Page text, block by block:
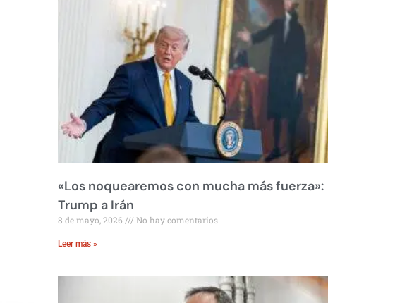
«Los noquearemos con mucha más fuerza»:
Trump a Irán
8 de mayo, 2026 No hay comentarios
Leer más »